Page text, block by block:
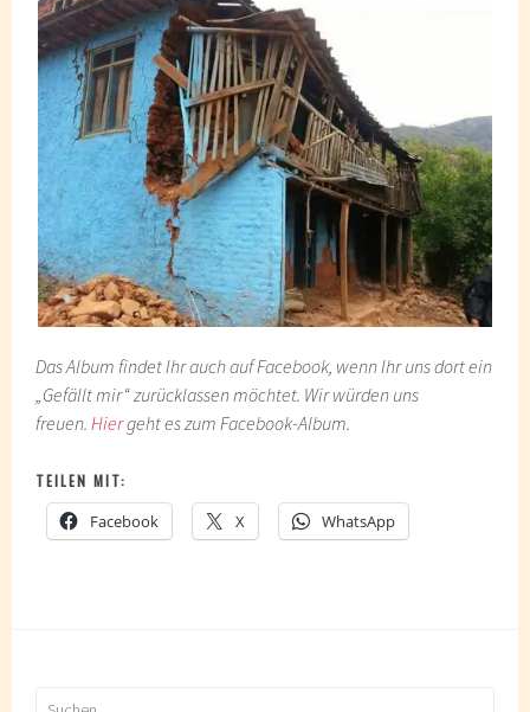
Das Album findet Ihr auch auf Facebook, wenn Ihr uns dort ein
„Gefällt mir“ zurücklassen möchtet. Wir würden uns
freuen.Hiergeht es zum Facebook-Album.
TEILEN MIT:
Facebook X WhatsApp
Suchen